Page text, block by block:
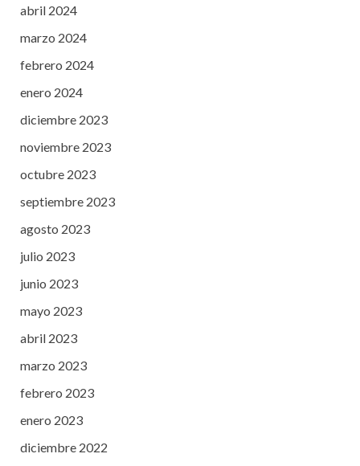
abril 2024
marzo 2024
febrero 2024
enero 2024
diciembre 2023
noviembre 2023
octubre 2023
septiembre 2023
agosto 2023
julio 2023
junio 2023
mayo 2023
abril 2023
marzo 2023
febrero 2023
enero 2023
diciembre 2022